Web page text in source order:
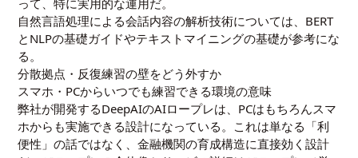
って、特に実用的な運用だ。
自然言語処理による会話内容の解析技術については、 BERT
とNLPの基礎ガイドやテキストマイニングの基礎が参考にな
る。
分散拠点・反復練習の壁をどう外すか
スマホ・PCからいつでも練習できる環境の意味
弊社が開発するDeepAIのAIロープレは、PCはもちろんスマ
ホからも実施できる設計になっている。これは単なる「利
便性」の話ではなく、金融機関の育成構造に直接効く設計